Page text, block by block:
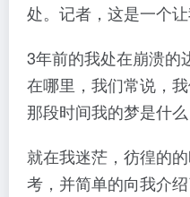
处。记者，这是一个让
3年前的我处在崩溃的
在哪里，我们常说，
那段时间我的梦是什
就在我迷茫，彷徨的
考，并简单的向我介